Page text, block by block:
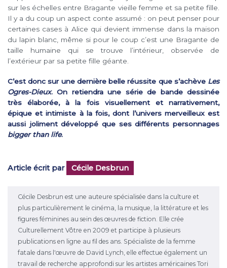
sur les échelles entre Bragante vieille femme et sa petite fille.
Il y a du coup un aspect conte assumé : on peut penser pour
certaines cases à Alice qui devient immense dans la maison
du lapin blanc, même si pour le coup c’est une Bragante de
taille humaine qui se trouve l’intérieur, observée de
l’extérieur par sa petite fille géante.
C’est donc sur une dernière belle réussite que s’achève Les
Ogres-Dieux. On retiendra une série de bande dessinée
très élaborée, à la fois visuellement et narrativement,
épique et intimiste à la fois, dont l’univers merveilleux est
aussi joliment développé que ses différents personnages
bigger than life.
Article écrit par Cécile Desbrun
Cécile Desbrun est une auteure spécialisée dans la culture et
plus particulièrement le cinéma, la musique, la littérature et les
figures féminines au sein des œuvres de fiction. Elle crée
Culturellement Vôtre en 2009 et participe à plusieurs
publications en ligne au fil des ans. Spécialiste de la femme
fatale dans l'œuvre de David Lynch, elle effectue également un
travail de recherche approfondi sur les artistes américaines Tori